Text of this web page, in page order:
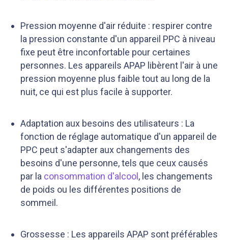
Pression moyenne d'air réduite : respirer contre
la pression constante d'un appareil PPC à niveau
fixe peut être inconfortable pour certaines
personnes. Les appareils APAP libèrent l'air à une
pression moyenne plus faible tout au long de la
nuit, ce qui est plus facile à supporter.
Adaptation aux besoins des utilisateurs : La
fonction de réglage automatique d'un appareil de
PPC peut s'adapter aux changements des
besoins d'une personne, tels que ceux causés
par la consommation d'alcool , les changements
de poids ou les différentes positions de
sommeil.
Grossesse : Les appareils APAP sont préférables